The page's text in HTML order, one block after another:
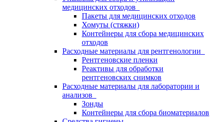
медицинских отходов
Пакеты для медицинских отходов
Хомуты (стяжки)
Контейнеры для сбора медицинских
отходов
Расходные материалы для рентгенологии
Рентгеновские пленки
Реактивы для обработки
рентгеновских снимков
Расходные материалы для лаборатории и
анализов
Зонды
Контейнеры для сбора биоматериалов